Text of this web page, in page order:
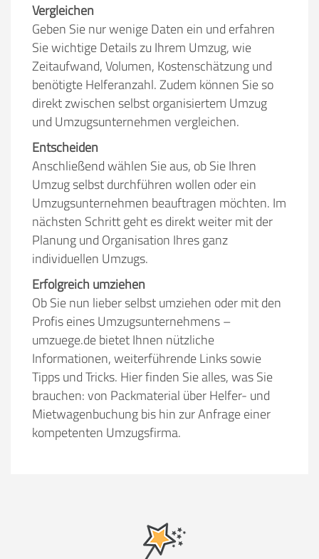
Vergleichen
Geben Sie nur wenige Daten ein und erfahren
Sie wichtige Details zu Ihrem Umzug, wie
Zeitaufwand, Volumen, Kostenschätzung und
benötigte Helferanzahl. Zudem können Sie so
direkt zwischen selbst organisiertem Umzug
und Umzugsunternehmen vergleichen.
Entscheiden
Anschließend wählen Sie aus, ob Sie Ihren
Umzug selbst durchführen wollen oder ein
Umzugsunternehmen beauftragen möchten. Im
nächsten Schritt geht es direkt weiter mit der
Planung und Organisation Ihres ganz
individuellen Umzugs.
Erfolgreich umziehen
Ob Sie nun lieber selbst umziehen oder mit den
Profis eines Umzugsunternehmens –
umzuege.de bietet Ihnen nützliche
Informationen, weiterführende Links sowie
Tipps und Tricks. Hier finden Sie alles, was Sie
brauchen: von Packmaterial über Helfer- und
Mietwagenbuchung bis hin zur Anfrage einer
kompetenten Umzugsfirma.